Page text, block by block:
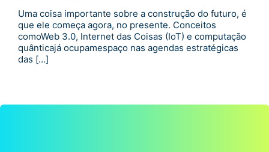
Uma coisa importante sobre a construção do futuro, é
que ele começa agora, no presente. Conceitos
comoWeb 3.0, Internet das Coisas (IoT) e computação
quânticajá ocupamespaço nas agendas estratégicas
das […]